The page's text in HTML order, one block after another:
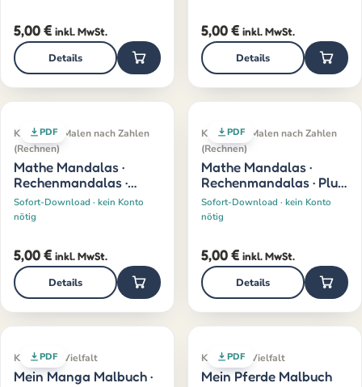
5,00€ inkl. MwSt.
Details
5,00€ inkl. MwSt.
Details
PDF
Klassiker · Malen nach Zahlen
(Rechnen)
Mathe Mandalas ·
Rechenmandalas ·
Minus · 1–10
Sofort-Download · kein Konto
nötig
5,00€ inkl. MwSt.
Details
PDF
Klassiker · Malen nach Zahlen
(Rechnen)
Mathe Mandalas ·
Rechenmandalas · Plus
· 1–10
Sofort-Download · kein Konto
nötig
5,00€ inkl. MwSt.
Details
PDF
Klassiker · Vielfalt
Mein Manga Malbuch ·
PDF
Klassiker · Vielfalt
Mein Pferde Malbuch